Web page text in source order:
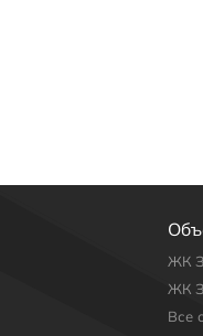
ЖК
ЖК
Все